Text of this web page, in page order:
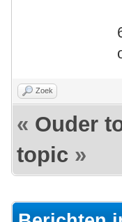
Zoek
« Ouder
topic »